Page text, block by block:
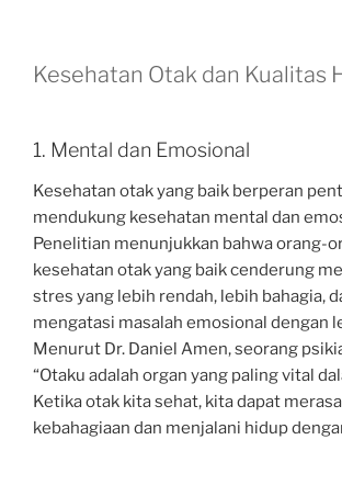
Kesehatan Otak dan Kualitas
1. Mental dan Emosional
Kesehatan otak yang baik berperan
mendukung kesehatan mental dan
Penelitian menunjukkan bahwa orang-
kesehatan otak yang baik cenderung
stres yang lebih rendah, lebih bahagia,
mengatasi masalah emosional dengan
Menurut Dr. Daniel Amen, seorang
“Otaku adalah organ yang paling vital
Ketika otak kita sehat, kita dapat
kebahagiaan dan menjalani hidup